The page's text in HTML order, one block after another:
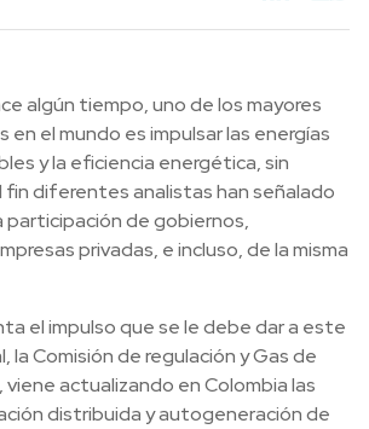
algún tiempo, uno de los mayores
en el mundo es impulsar las energías
y la eficiencia energética, sin
fin diferentes analistas han señalado
participación de gobiernos,
privadas, e incluso, de la misma
el impulso que se le debe dar a este
la Comisión de regulación y Gas de
viene actualizando en Colombia las
distribuida y autogeneración de